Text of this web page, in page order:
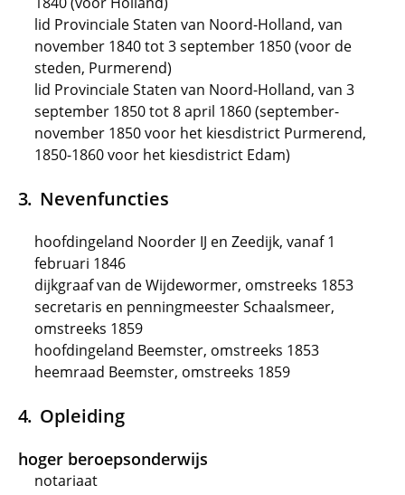
lid Provinciale Staten van Noord-Holland, van
november 1840 tot 3 september 1850 (voor de
steden, Purmerend)
lid Provinciale Staten van Noord-Holland, van 3
september 1850 tot 8 april 1860 (september-
november 1850 voor het kiesdistrict Purmerend,
1850-1860 voor het kiesdistrict Edam)
Nevenfuncties
hoofdingeland Noorder IJ en Zeedijk, vanaf 1
februari 1846
dijkgraaf van de Wijdewormer, omstreeks 1853
secretaris en penningmeester Schaalsmeer,
omstreeks 1859
hoofdingeland Beemster, omstreeks 1853
heemraad Beemster, omstreeks 1859
Opleiding
hoger beroepsonderwijs
notariaat